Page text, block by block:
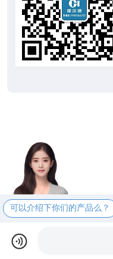
可以介绍下你们的产品么？